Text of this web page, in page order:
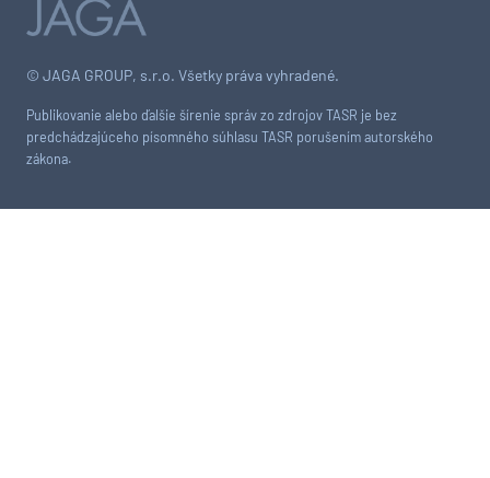
© JAGA GROUP, s.r.o. Všetky práva vyhradené.
Publikovanie alebo ďalšie šírenie správ zo zdrojov TASR je bez
predchádzajúceho písomného súhlasu TASR porušením autorského
zákona.